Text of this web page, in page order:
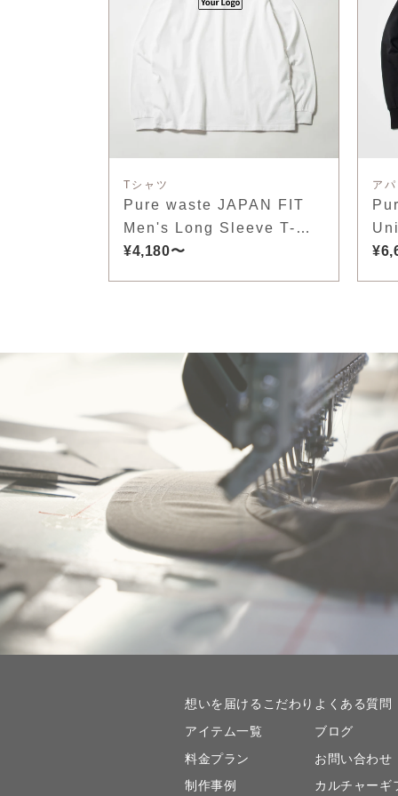
Tシャツ
Pure waste JAPAN FIT
Men's Long Sleeve T-
Shirt
¥4,180〜
ア
想いを届けるこだわり
アイテム一覧
料金プラン
制作事例
よくある質問
ブログ
お問い合わせ
カルチャーギ